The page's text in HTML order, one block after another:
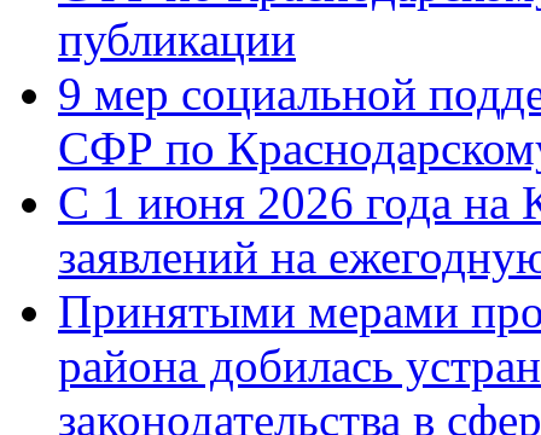
публикации
9 мер социальной
СФР по
С 1 июня 2026 года на
заявлений на
Принятыми мерами
района добилась
законодательства в